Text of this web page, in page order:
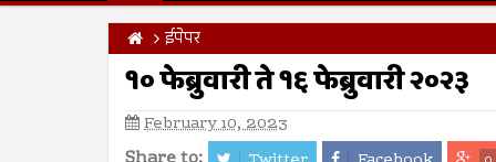
ईपेपर
१० फेब्रुवारी ते १६ फेब्रुवारी २०२३
February 10, 2023